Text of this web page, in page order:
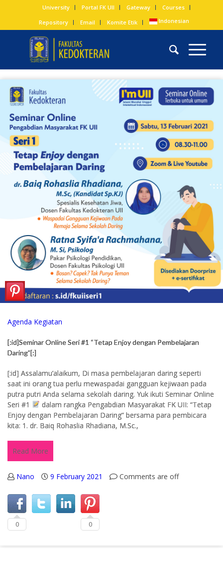
University Portal FK UII Gateway
Courses
Repository
Email Komite Etik Indonesian
Agenda Kegiatan
[:id]Seminar Online Seri #1 “Tetap Enjoy dengan Pembelajaran
Daring”[:]
[:id] Assalamu’alaikum, Di masa pembelajaran daring seperti
saat ini orang tua perlu mewaspadai gangguan kejiwaan pada
putra putri Anda selama sekolah daring. Yuk ikuti Seminar Online
Seri #1
dalam rangka Pengabdian Masyarakat FK UII: “Tetap
Enjoy dengan Pembelajaran Daring” bersama para pembicara
kita: 1. dr. Baiq Rohaslia Rhadiana, M.Sc.,
Read More
Nano 9 February 2021 Comments are off
0 0